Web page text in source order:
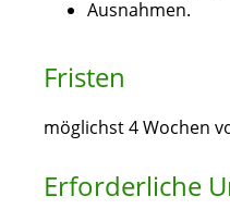
Ausnahmen.
Fristen
möglichst 4 Wochen
Erforderliche